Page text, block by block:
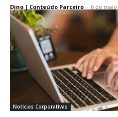
Dino | Conteúdo Parceiro - 6 de
Notícias Corporativas